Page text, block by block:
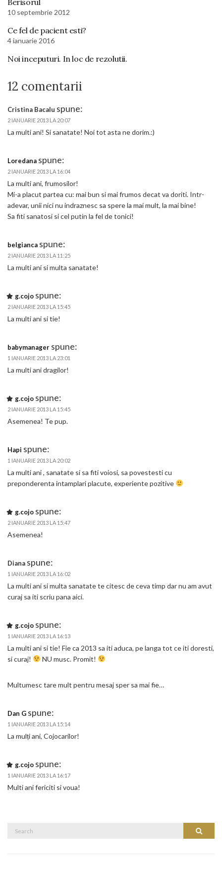
Berisorul
10 septembrie 2012
Ce fel de pacient esti?
4 ianuarie 2016
Noi inceputuri. In loc de rezolutii.
12 comentarii
Cristina Bacalu spune:
2 IANUARIE 2013 LA 20:07
La multi ani! Si sanatate! Noi tot asta ne dorim.:)
Loredana spune:
2 IANUARIE 2013 LA 16:04
La multi ani, frumosilor!
Mi-a placut partea cu: mai bun si mai frumos decat va doriti. Intr-
adevar, unii nici nu indraznesc sa spere la mai mult, la mai bine!
Sa fiti sanatosi si cel putin la fel de tonici!
belgianca spune:
2 IANUARIE 2013 LA 11:25
La multi ani si multa sanatate!
g.cojo spune:
2 IANUARIE 2013 LA 15:45
La multi ani si tie!
babymanager spune:
1 IANUARIE 2013 LA 23:01
La multi ani dragilor!
g.cojo spune:
2 IANUARIE 2013 LA 15:45
Asemenea! Te pup.
Hapi spune:
1 IANUARIE 2013 LA 20:02
La multi ani , sanatate si sa fiti voiosi, sa povestesti cu
preponderenta intamplari placute, experiente pozitive
g.cojo spune:
2 IANUARIE 2013 LA 15:47
Asemenea!
Diana spune:
1 IANUARIE 2013 LA 16:02
La multi ani si multa sanatate te citesc de ceva timp dar nu am avut
curaj sa iti scriu pana aici.
g.cojo spune:
1 IANUARIE 2013 LA 16:13
La multi ani si tie! Fie ca 2013 sa iti aduca, pe langa tot ce iti doresti,
si curaj!
NU musc. Promit!
Multumesc tare mult pentru mesaj sper sa mai fie…
Dan G spune:
1 IANUARIE 2013 LA 15:14
La mulți ani, Cojocarilor!
g.cojo spune:
1 IANUARIE 2013 LA 16:17
Multi ani fericiti si voua!
Search